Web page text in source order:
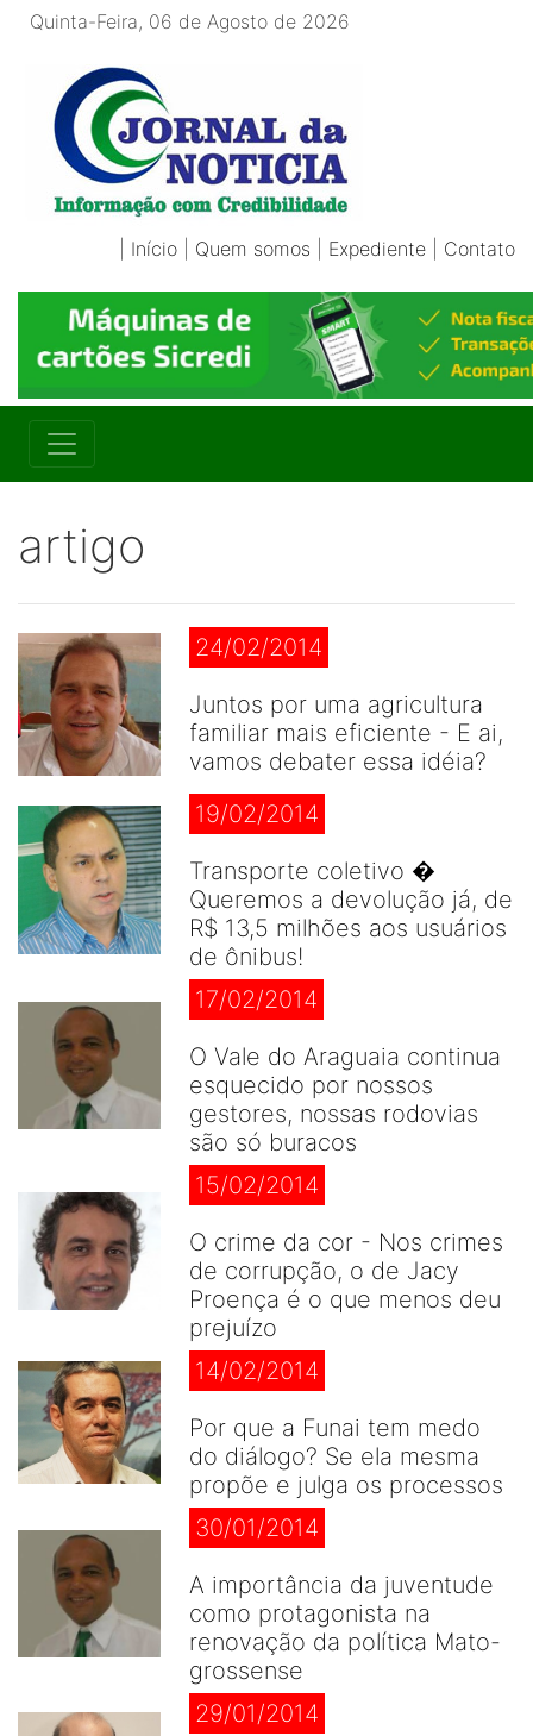
Quinta-Feira, 06 de Agosto de 2026
Início Quem somos Expediente Contato
artigo
24/02/2014
Juntos por uma agricultura
familiar mais eficiente - E ai,
vamos debater essa idéia?
19/02/2014
Transporte coletivo �
Queremos a devolução já, de
R$ 13,5 milhões aos usuários
de ônibus!
17/02/2014
O Vale do Araguaia continua
esquecido por nossos
gestores, nossas rodovias
são só buracos
15/02/2014
O crime da cor - Nos crimes
de corrupção, o de Jacy
Proença é o que menos deu
prejuízo
14/02/2014
Por que a Funai tem medo
do diálogo? Se ela mesma
propõe e julga os processos
30/01/2014
A importância da juventude
como protagonista na
renovação da política Mato-
grossense
29/01/2014